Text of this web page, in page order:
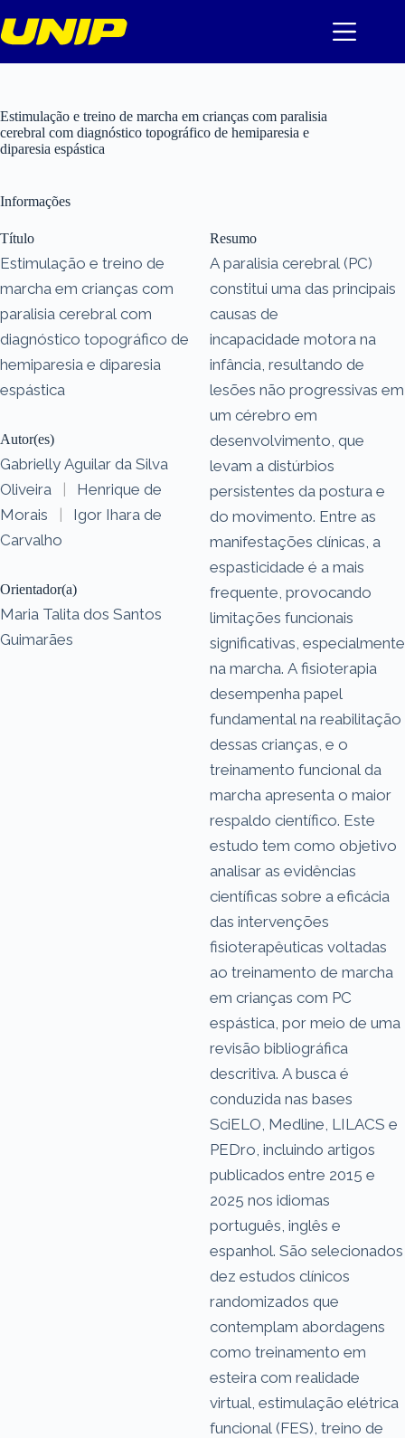
para
o
Estimulação e treino de marcha em crianças com paralisia
cerebral com diagnóstico topográfico de hemiparesia e
diparesia espástica
Informações
Título
Estimulação e treino de
marcha em crianças com
paralisia cerebral com
diagnóstico topográfico de
hemiparesia e diparesia
espástica
Autor(es)
Gabrielly Aguilar da Silva
Oliveira
|
Henrique de
Morais
|
Igor Ihara de
Carvalho
Orientador(a)
Maria Talita dos Santos
Guimarães
Resumo
A paralisia cerebral (PC)
constitui uma das principais
causas de
incapacidade motora na
infância, resultando de
lesões não progressivas em
um cérebro em
desenvolvimento, que
levam a distúrbios
persistentes da postura e
do movimento. Entre as
manifestações clínicas, a
espasticidade é a mais
frequente, provocando
limitações funcionais
significativas, especialmente
na marcha. A fisioterapia
desempenha papel
fundamental na reabilitação
dessas crianças, e o
treinamento funcional da
marcha apresenta o maior
respaldo científico. Este
estudo tem como objetivo
analisar as evidências
científicas sobre a eficácia
das intervenções
fisioterapêuticas voltadas
ao treinamento de marcha
em crianças com PC
espástica, por meio de uma
revisão bibliográfica
descritiva. A busca é
conduzida nas bases
SciELO, Medline, LILACS e
PEDro, incluindo artigos
publicados entre 2015 e
2025 nos idiomas
português, inglês e
espanhol. São selecionados
dez estudos clínicos
randomizados que
contemplam abordagens
como treinamento em
esteira com realidade
virtual, estimulação elétrica
funcional (FES), treino de